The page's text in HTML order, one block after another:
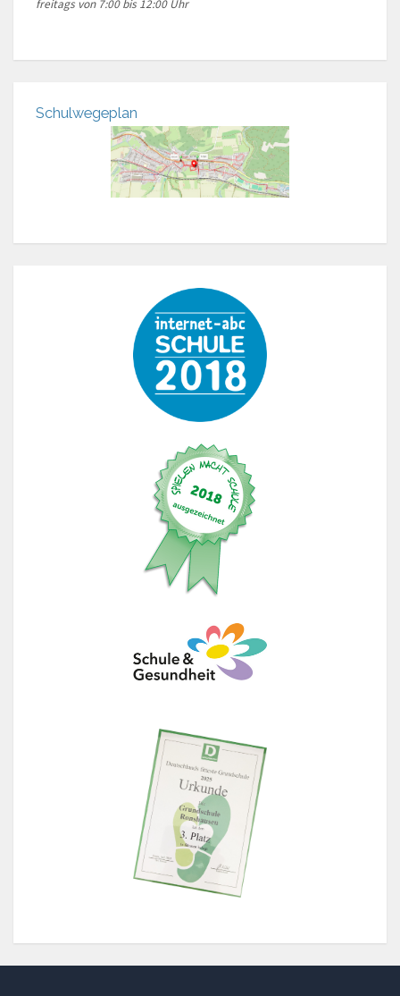
freitags von 7:00 bis 12:00 Uhr
Schulwegeplan